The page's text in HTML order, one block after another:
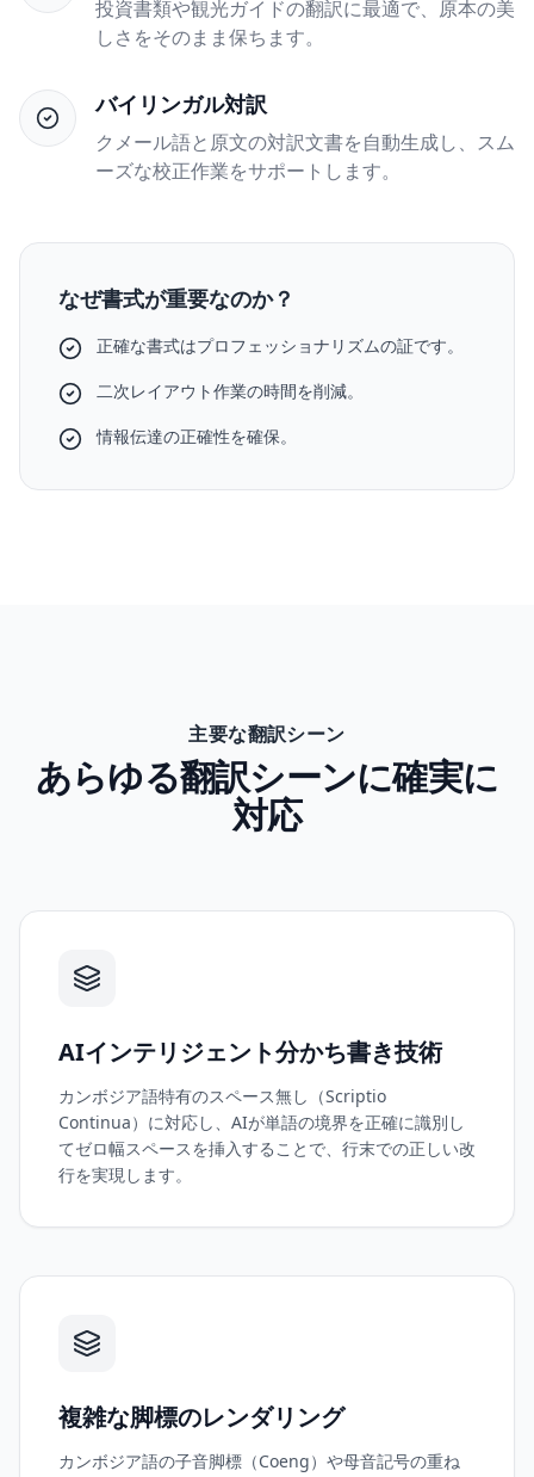
投資書類や観光ガイドの翻訳に最適で、原本の美
しさをそのまま保ちます。
バイリンガル対訳
クメール語と原文の対訳文書を自動生成し、スム
ーズな校正作業をサポートします。
なぜ書式が重要なのか？
正確な書式はプロフェッショナリズムの証です。
二次レイアウト作業の時間を削減。
情報伝達の正確性を確保。
主要な翻訳シーン
あらゆる翻訳シーンに確実に
対応
AIインテリジェント分かち書き技術
カンボジア語特有のスペース無し（Scriptio
Continua）に対応し、AIが単語の境界を正確に識別し
てゼロ幅スペースを挿入することで、行末での正しい改
行を実現します。
複雑な脚標のレンダリング
カンボジア語の子音脚標（Coeng）や母音記号の重ね